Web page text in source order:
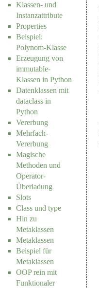
Klassen- und
Instanzattribute
Properties
Beispiel:
Polynom-Klasse
Erzeugung von
immutable-
Klassen in Python
Datenklassen mit
dataclass in
Python
Vererbung
Mehrfach-
Vererbung
Magische
Methoden und
Operator-
Überladung
Slots
Class und type
Hin zu
Metaklassen
Metaklassen
Beispiel für
Metaklassen
OOP rein mit
Funktionaler